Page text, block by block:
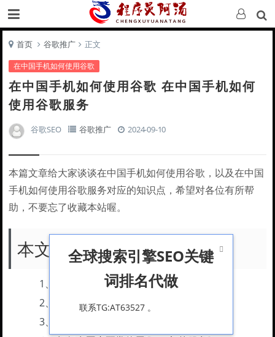
首页 谷歌推广 正文
在中国手机如何使用谷歌
在中国手机如何使用谷歌 在中国手机如何
使用谷歌服务
谷歌SEO 谷歌推广 2024-09-10
本篇文章给大家谈谈在中国手机如何使用谷歌，以及在中国
手机如何使用谷歌服务对应的知识点，希望对各位有所帮
助，不要忘了收藏本站喔。
本文目录一览：
1、
怎么用国内手机号登google账户啊?
2、
谷歌手机可以在国内使用吗?
3、

全球搜索引擎SEO关键
词排名代做
联系TG:AT63527 。